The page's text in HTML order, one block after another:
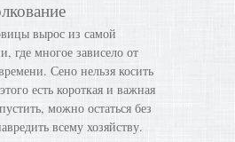
вырос из самой
где многое зависело от
Сено нельзя косить
есть короткая и важная
можно остаться без
всему хозяйству.